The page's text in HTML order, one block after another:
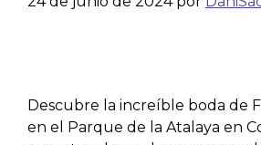
Descubre la increíble boda de
en el Parque de la Atalaya en